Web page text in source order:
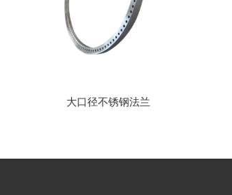
大口径不锈钢法兰